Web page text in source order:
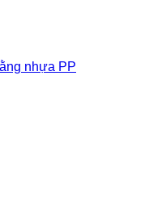
nhựa PP